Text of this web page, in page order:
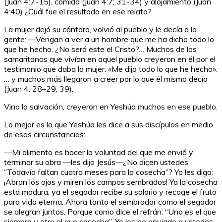
4:40) ¿Cuál fue el resultado en ese relato?
La mujer dejó su cántaro, volvió al pueblo y le decía a la
gente: —Vengan a ver a un hombre que me ha dicho todo lo
que he hecho. ¿No será este el Cristo?… Muchos de los
samaritanos que vivían en aquel pueblo creyeron en él por el
testimonio que daba la mujer: «Me dijo todo lo que he hecho».
… y muchos más llegaron a creer por lo que él mismo decía
(Juan 4: 28–29; 39).
Vino la salvación, creyeron enYeshúa muchos en ese pueblo.
Lo mejor es lo queYeshúa les dice a sus discípulos en medio
de esas circunstancias:
—Mi alimento es hacer la voluntad del que me envió y
terminar su obra —les dijo Jesús—¿No dicen ustedes:
“Todavía faltan cuatro meses para la cosecha”? Yo les digo:
¡Abran los ojos y miren los campos sembrados! Ya la cosecha
está madura; ya el segador recibe su salario y recoge el fruto
para vida eterna. Ahora tanto el sembrador como el segador
se alegran juntos. Porque como dice el refrán: “Uno es el que